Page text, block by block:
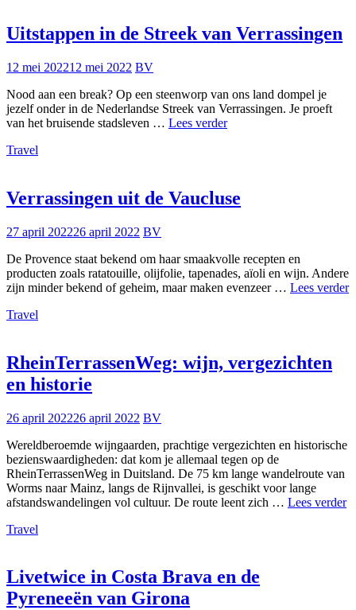
Uitstappen in de Streek van Verrassingen
12 mei 202212 mei 2022 BV
Nood aan een break? Op een steenworp van ons land dompel je
jezelf onder in de Nederlandse Streek van Verrassingen. Je proeft
van het bruisende stadsleven … Lees verderUitstappen
Verrassingen
Travel
Verrassingen uit de Vaucluse
27 april 202226 april 2022 BV
De Provence staat bekend om haar smaakvolle recepten en
producten zoals ratatouille, olijfolie, tapenades, aïoli en wijn. Andere
zijn minder bekend of geheim, maar maken evenzeer … Lees verder
Travel
RheinTerrassenWeg: wijn, vergezichten
en historie
26 april 202226 april 2022 BV
Wereldberoemde wijngaarden, prachtige vergezichten en historische
bezienswaardigheden: dat kom je allemaal tegen op de
RheinTerrassenWeg in Duitsland. De 75 km lange wandelroute van
Worms naar Mainz, langs de Rijnvallei, is geschikt voor lange
afstandswandelingen vol cultuur. De route leent zich … Lees verder
Travel
Livetwice in Costa Brava en de
Pyreneeën van Girona